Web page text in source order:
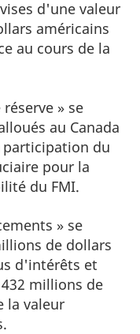
d'une valeur
américains
au cours de la
» se
au Canada
du
pour la
du FMI.
de bas de page
» se
de dollars
d'intérêts et
millions de
la valeur
de bas de page